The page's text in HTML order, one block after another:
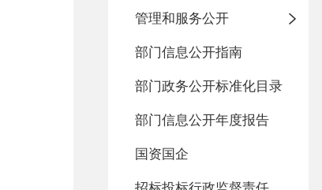
管理和服务公开
部门信息公开指南
部门政务公开标准化目录
部门信息公开年度报告
国资国企